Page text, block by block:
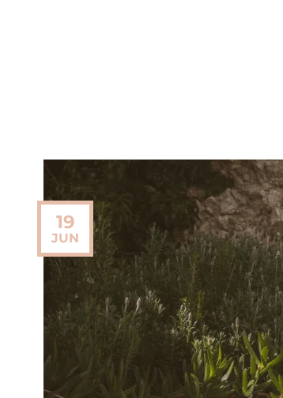
19
JUN